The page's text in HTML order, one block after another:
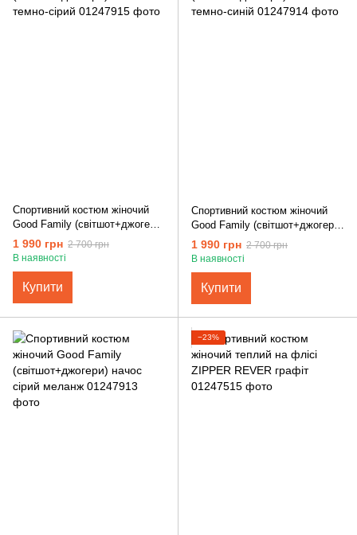
Спортивний костюм жіночий
Good Family (світшот+джогери)
начос темно-сірий
1 990 грн 2 700 грн
В наявності
Купити
Спортивний костюм жіночий
Good Family (світшот+джогери)
начос темно-синій
1 990 грн 2 700 грн
В наявності
Купити
−23%